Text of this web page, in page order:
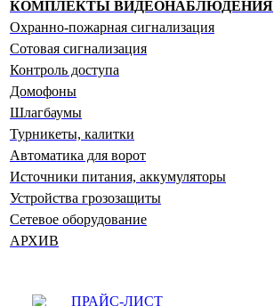
КОМПЛЕКТЫ ВИДЕОНАБЛЮДЕНИЯ
Охранно-пожарная сигнализация
Сотовая сигнализация
Контроль доступа
Домофоны
Шлагбаумы
Турникеты, калитки
Автоматика для ворот
Источники питания, аккумуляторы
Устройства грозозащиты
Сетевое оборудование
АРХИВ
ПРАЙС-ЛИСТ